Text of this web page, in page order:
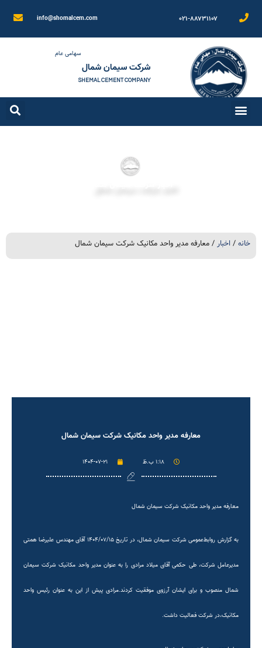
۰۲۱-۸۸۷۳۱۱۰۷ info@shomalcem.com
سهامی عام
شرکت سیمان شمال
SHEMAL CEMENT COMPANY
خانه / اخبار / معارفه مدیر واحد مکانیک شرکت سیمان شمال
معارفه مدیر واحد مکانیک شرکت سیمان شمال
۱:۱۸ ب.ظ ۱۴۰۴-۰۷-۲۱
معارفه مدیر واحد مکانیک شرکت سیمان شمال
به گزارش روابط‌عمومی شرکت سیمان شمال، در تاریخ ۱۴۰۴/۰۷/۱۵ آقای مهندس علیرضا همتی
مدیرعامل شرکت، طی حکمی آقای میلاد مرادی را به عنوان مدیر واحد مکانیک شرکت سیمان
شمال منصوب و برای ایشان آرزوی موفقیت کردند.مرادی پیش از این به عنوان رئیس واحد
مکانیک،در شرکت فعالیت داشت.